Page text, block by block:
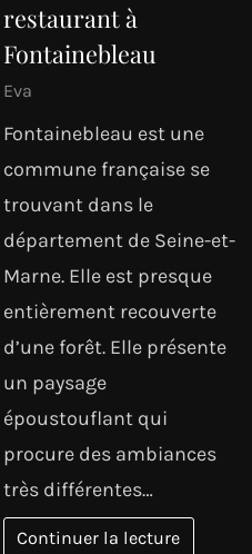
restaurant à
Fontainebleau
Eva
Fontainebleau est une
commune française se
trouvant dans le
département de Seine-et-
Marne. Elle est presque
entièrement recouverte
d’une forêt. Elle présente
un paysage
époustouflant qui
procure des ambiances
très différentes…
Continuer la lecture